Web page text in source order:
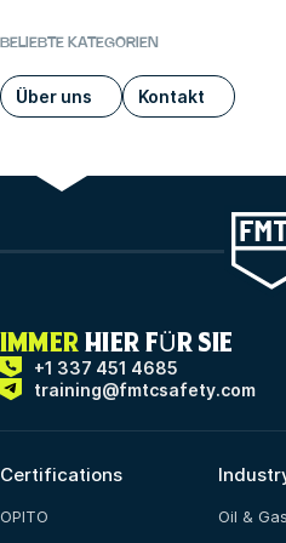
BELIEBTE KATEGORIEN
Über uns Kontakt
IMMER HIER FÜR SIE
+1 337 451 4685
training@fmtcsafety.com
Certifications
OPITO
Oil & Gas